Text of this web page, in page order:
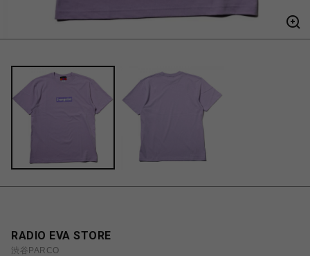
RADIO EVA STORE
渋谷PARCO